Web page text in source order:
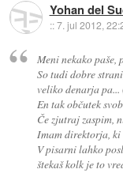
Yohan del
::7. jul 2012,
Meni nekako paše,
So tudi dobre
veliko denarja
En tak občutek
Če zjutraj zaspim,
Imam direktorja, ki
V pisarni lahko
štekaš kolk je to